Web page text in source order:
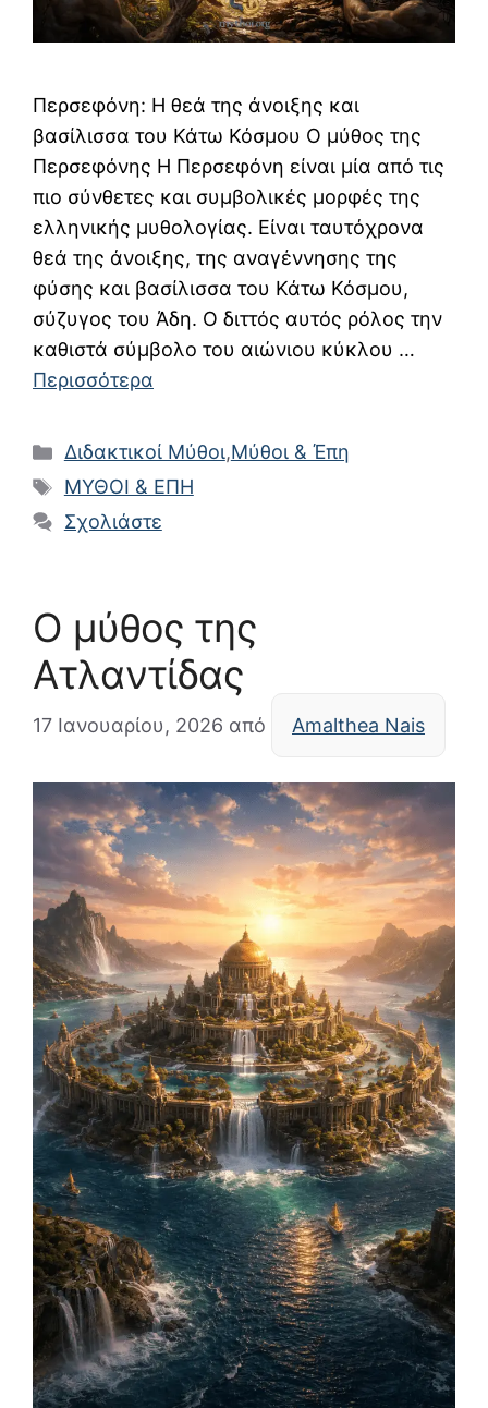
Περσεφόνη: Η θεά της άνοιξης και
βασίλισσα του Κάτω Κόσμου Ο μύθος της
Περσεφόνης Η Περσεφόνη είναι μία από τις
πιο σύνθετες και συμβολικές μορφές της
ελληνικής μυθολογίας. Είναι ταυτόχρονα
θεά της άνοιξης, της αναγέννησης της
φύσης και βασίλισσα του Κάτω Κόσμου,
σύζυγος του Άδη. Ο διττός αυτός ρόλος την
καθιστά σύμβολο του αιώνιου κύκλου …
Περισσότερα
Κατηγορίες
Διδακτικοί Μύθοι,Μύθοι & Έπη
Ετικέτες
ΜΥΘΟΙ & ΕΠΗ
Σχολιάστε
Ο μύθος της
Ατλαντίδας
17 Ιανουαρίου, 2026 από Amalthea Nais